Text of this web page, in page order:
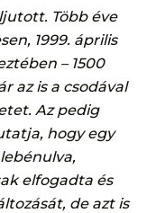
Több éve
1999. április
– 1500
az is a csodával
Az pedig
hogy egy
elfogadta és
de azt is